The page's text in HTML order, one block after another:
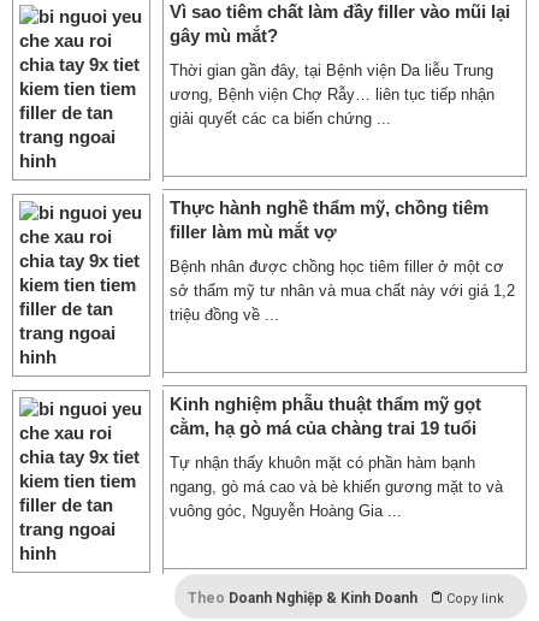
Vì sao tiêm chất làm đầy filler vào mũi lại
gây mù mắt?
Thời gian gần đây, tại Bệnh viện Da liễu Trung
ương, Bệnh viện Chợ Rẫy… liên tục tiếp nhận
giải quyết các ca biến chứng ...
Thực hành nghề thẩm mỹ, chồng tiêm
filler làm mù mắt vợ
Bệnh nhân được chồng học tiêm filler ở một cơ
sở thẩm mỹ tư nhân và mua chất này với giá 1,2
triệu đồng về ...
Kinh nghiệm phẫu thuật thẩm mỹ gọt
cằm, hạ gò má của chàng trai 19 tuổi
Tự nhận thấy khuôn mặt có phần hàm bạnh
ngang, gò má cao và bè khiến gương mặt to và
vuông góc, Nguyễn Hoàng Gia ...
Theo Doanh Nghiệp & Kinh Doanh Copy link